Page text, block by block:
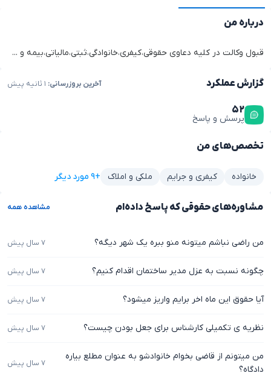
درباره من
قبول وکالت در کلیه دعاوی حقوقی،کیفری،خانوادگی،ثبتی،مالیاتی،بیمه و ...
گزارش عملکرد آخرین بروزرسانی:
۵۲
پرسش و پاسخ
تخصص‌های من
خانواده کیفری و جرایم ملکی و املاک +۹ مورد دیگر
مشاوره‌های حقوقی که پاسخ داده‌ام مشاهده همه
من راضی نباشم میتونه منو ببره یک شهر دیگه؟ ۷ سال پیش
چگونه نسبت به عزل مدیر ساختمان اقدام کنیم؟ ۷ سال پیش
آیا حقوق این ماه اخر برایم واریز میشود؟ ۷ سال پیش
نظریه ی تکمیلی کارشناس برای جعل بودن چیست؟ ۷ سال پیش
من میتونم از قاضی بخوام خانوادشو به عنوان مطلع بیاره
دادگاه؟
۷ سال پیش